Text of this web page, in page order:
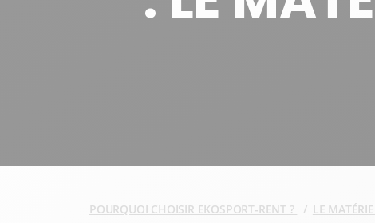
POURQUOI CHOISIR EKOSPORT-RENT ? LE